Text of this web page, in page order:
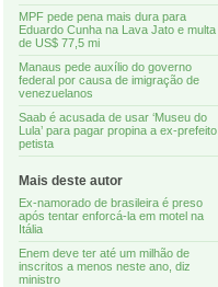
MPF pede pena mais dura para
Eduardo Cunha na Lava Jato e multa
de US$ 77,5 mi
Manaus pede auxílio do governo
federal por causa de imigração de
venezuelanos
Saab é acusada de usar ‘Museu do
Lula’ para pagar propina a ex-prefeito
petista
Mais deste autor
Ex-namorado de brasileira é preso
após tentar enforcá-la em motel na
Itália
Enem deve ter até um milhão de
inscritos a menos neste ano, diz
ministro